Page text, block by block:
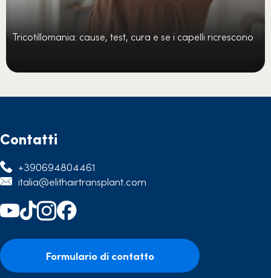
Tricotillomania: cause, test, cura e se i capelli ricrescono
Contatti
+390694804461
italia@elithairtransplant.com
Formulario di contatto